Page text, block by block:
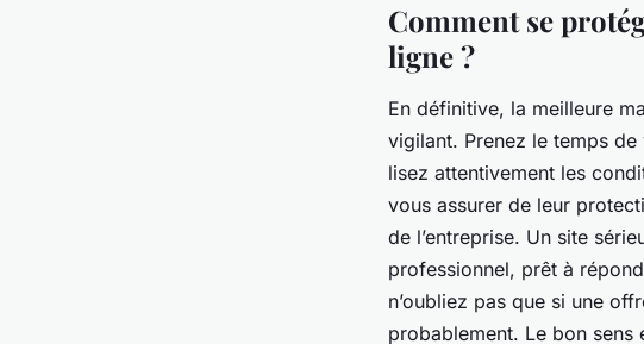
Comment se
ligne ?
En définitive, la meilleure
vigilant. Prenez le temps
lisez attentivement les
vous assurer de leur
de l’entreprise. Un site
professionnel, prêt à
n’oubliez pas que si une
probablement. Le bon sens